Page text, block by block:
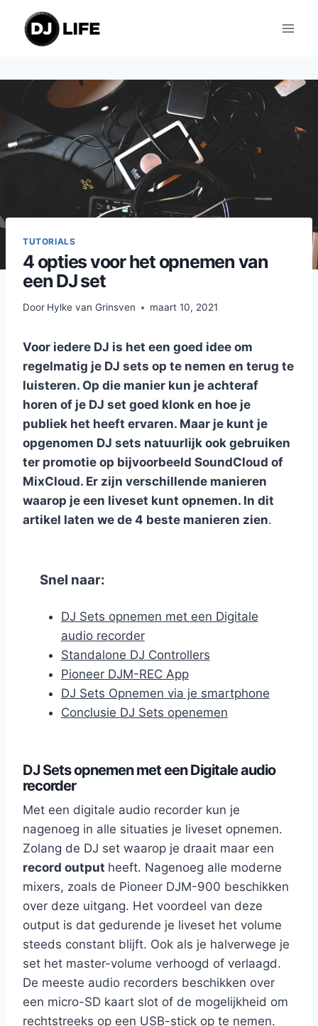
Doorgaan
naar
inhoud
TUTORIALS
4 opties voor het opnemen van
een DJ set
Door Hylke van Grinsven maart 10, 2021
Voor iedere DJ is het een goed idee om
regelmatig je DJ sets op te nemen en terug te
luisteren. Op die manier kun je achteraf
horen of je DJ set goed klonk en hoe je
publiek het heeft ervaren. Maar je kunt je
opgenomen DJ sets natuurlijk ook gebruiken
ter promotie op bijvoorbeeld SoundCloud of
MixCloud. Er zijn verschillende manieren
waarop je een liveset kunt opnemen. In dit
artikel laten we de 4 beste manieren zien.
Snel naar:
DJ Sets opnemen met een Digitale
audio recorder
Standalone DJ Controllers
Pioneer DJM-REC App
DJ Sets Opnemen via je smartphone
Conclusie DJ Sets openemen
DJ Sets opnemen met een Digitale audio
recorder
Met een digitale audio recorder kun je
nagenoeg in alle situaties je liveset opnemen.
Zolang de DJ set waarop je draait maar een
record output heeft. Nagenoeg alle moderne
mixers, zoals de Pioneer DJM-900 beschikken
over deze uitgang. Het voordeel van deze
output is dat gedurende je liveset het volume
steeds constant blijft. Ook als je halverwege je
set het master-volume verhoogd of verlaagd.
De meeste audio recorders beschikken over
een micro-SD kaart slot of de mogelijkheid om
rechtstreeks op een USB-stick op te nemen.